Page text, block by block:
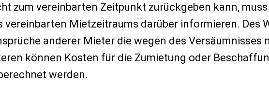
zum vereinbarten Zeitpunkt zurückgeben kann,
vereinbarten Mietzeitraums darüber informieren. Des
anderer Mieter die wegen des
können Kosten für die Zumietung oder
werden.